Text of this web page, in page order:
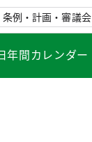
条例・計画・審議会
年間カレンダー